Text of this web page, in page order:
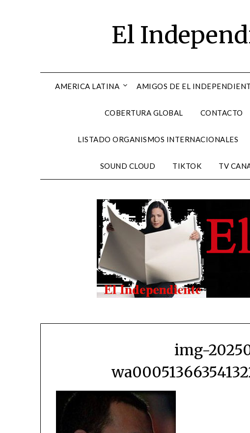
El
AMERICA LATINA AMIGOS DE EL
COBERTURA GLOBAL CONTACTO
LISTADO ORGANISMOS INTERNACIONALES
SOUND CLOUD TIKTOK TV
img-